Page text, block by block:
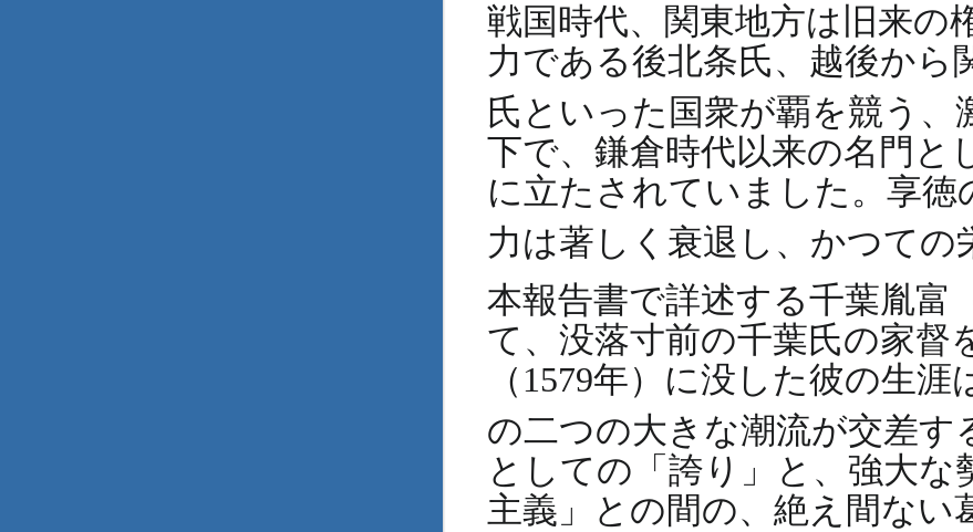
戦国時代、関東地方は旧来の
力である後北条氏、越後から
氏といった国衆が覇を競う、
下で、鎌倉時代以来の名門と
に立たされていました。享
力は著しく衰退し、かつて
本報告書で詳述する千葉胤
て、没落寸前の千葉氏の家督
（1579年）に没した彼の生
の二つの大きな潮流が交差す
としての「誇り」と、強大
主義」との間の、絶え間な